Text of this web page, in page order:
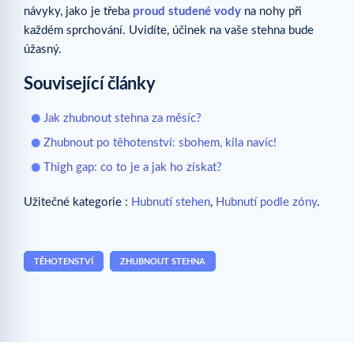
návyky, jako je třeba proud studené vody na nohy při
každém sprchování. Uvidíte, účinek na vaše stehna bude
úžasný.
Související články
Jak zhubnout stehna za měsíc?
Zhubnout po těhotenství: sbohem, kila navíc!
Thigh gap: co to je a jak ho získat?
Užitečné kategorie : Hubnutí stehen, Hubnutí podle zóny.
TĚHOTENSTVÍ ZHUBNOUT STEHNA